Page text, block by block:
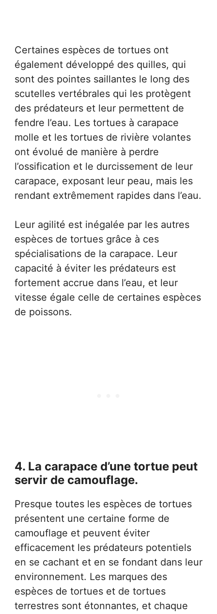
Certaines espèces de tortues ont
également développé des quilles, qui
sont des pointes saillantes le long des
scutelles vertébrales qui les protègent
des prédateurs et leur permettent de
fendre l’eau. Les tortues à carapace
molle et les tortues de rivière volantes
ont évolué de manière à perdre
l’ossification et le durcissement de leur
carapace, exposant leur peau, mais les
rendant extrêmement rapides dans l’eau.
Leur agilité est inégalée par les autres
espèces de tortues grâce à ces
spécialisations de la carapace. Leur
capacité à éviter les prédateurs est
fortement accrue dans l’eau, et leur
vitesse égale celle de certaines espèces
de poissons.
4. La carapace d’une tortue peut
servir de camouflage.
Presque toutes les espèces de tortues
présentent une certaine forme de
camouflage et peuvent éviter
efficacement les prédateurs potentiels
en se cachant et en se fondant dans leur
environnement. Les marques des
espèces de tortues et de tortues
terrestres sont étonnantes, et chaque